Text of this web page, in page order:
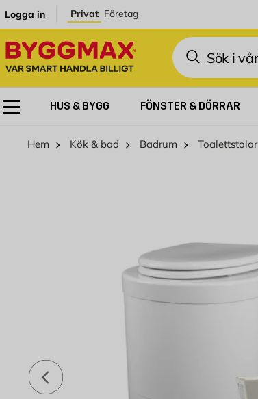
Logga in Privat Företag
Sök
HUS & BYGG FÖNSTER & DÖRRAR
Hem Kök & bad Badrum Toalettstolar
Föregående